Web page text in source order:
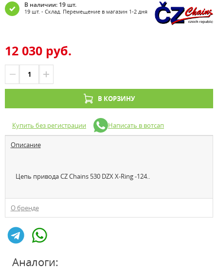
В наличии: 19 шт.
19 шт. - Склад. Перемещение в магазин 1-2 дня
12 030 руб.
В КОРЗИНУ
Купить без регистрации Написать в вотсап
Описание
Цепь привода CZ Chains 530 DZX X-Ring -124..
О бренде
Аналоги: